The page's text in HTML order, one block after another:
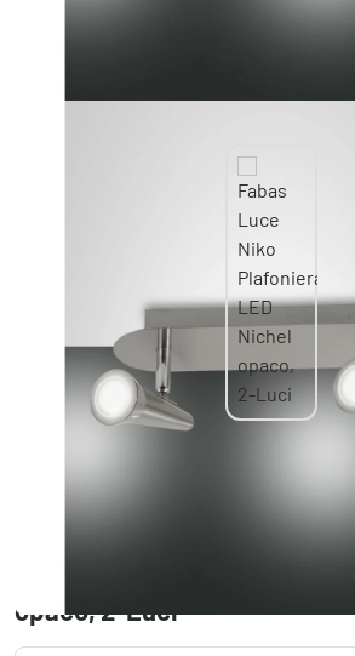
opaco, 2-Luci